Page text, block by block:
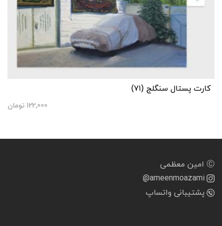
کارت پستال سنگلج (۷۱)
122,000 تومان
Ⓒ امین معظمی
@ameenmoazami
پشتیبانی واتساپ